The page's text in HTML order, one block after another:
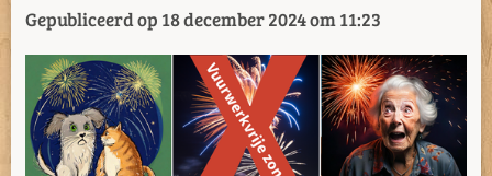
Gepubliceerd op 18 december 2024 om 11:23